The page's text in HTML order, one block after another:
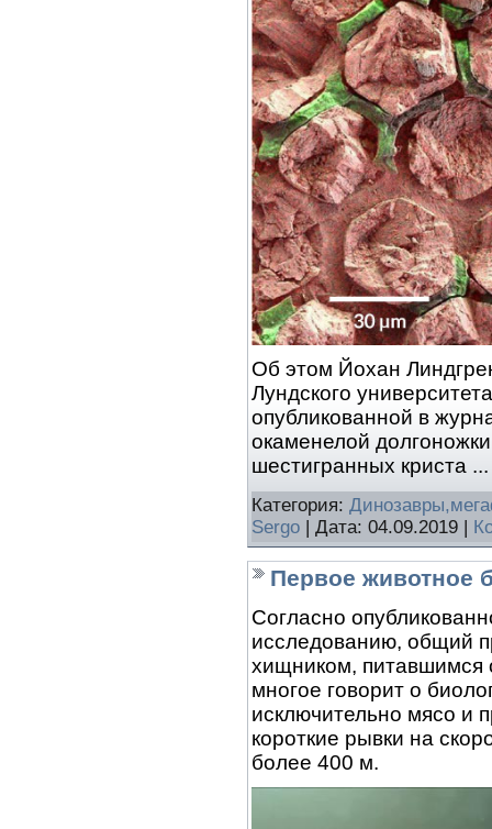
Об этом Йохан
Лундского
опубликованной в
окаменелой
шестигранных криста
Категория:
Sergo | Дата: 04.09.2019
Первое животное
Согласно
исследованию, общий
хищником, питавшимся
многое говорит о
исключительно мясо и
короткие рывки на
более 400 м.